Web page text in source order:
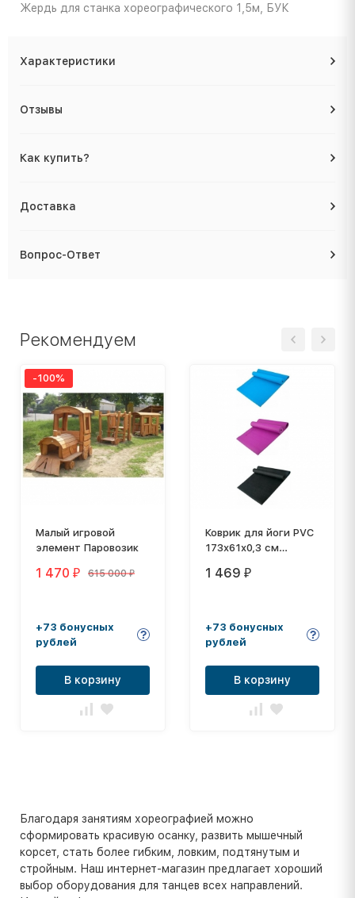
Жердь для станка хореографического 1,5м, БУК
Характеристики
Отзывы
Как купить?
Доставка
Вопрос-Ответ
Рекомендуем
-100%
Малый игровой
элемент Паровозик
1 470 ₽ 615 000₽
+73 бонусных
рублей
В корзину
Коврик для йоги PVC
173x61x0,3 см
1 469 ₽
+73 бонусных
рублей
В корзину
Благодаря занятиям хореографией можно
сформировать красивую осанку, развить мышечный
корсет, стать более гибким, ловким, подтянутым и
стройным. Наш интернет-магазин предлагает хороший
выбор оборудования для танцев всех направлений.